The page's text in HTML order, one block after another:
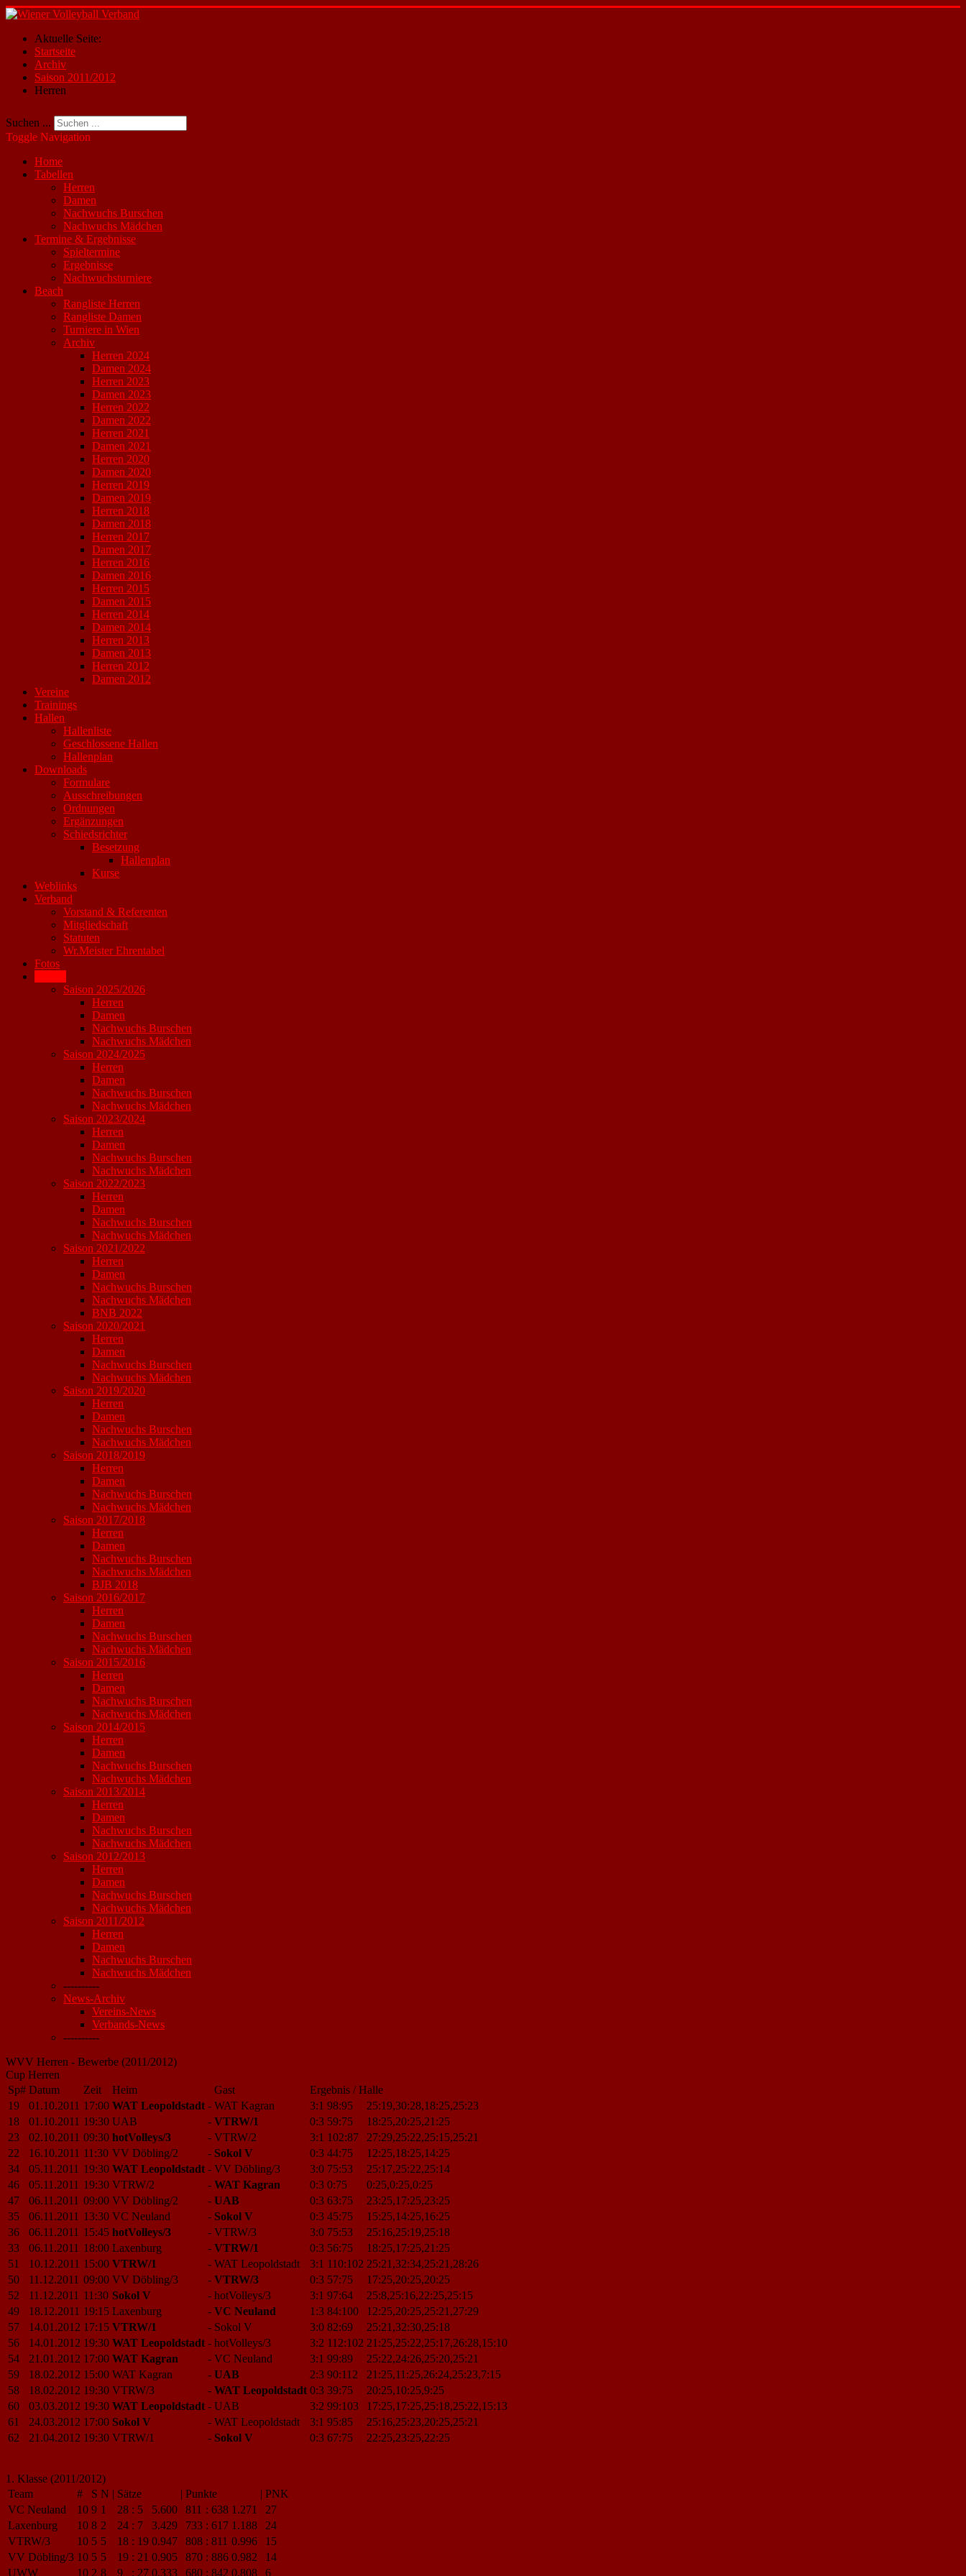
Aktuelle Seite:
Startseite
Archiv
Saison 2011/2012
Herren
Suchen ...
Toggle Navigation
Home
Tabellen
Herren
Damen
Nachwuchs Burschen
Nachwuchs Mädchen
Termine & Ergebnisse
Spieltermine
Ergebnisse
Nachwuchsturniere
Beach
Rangliste Herren
Rangliste Damen
Turniere in Wien
Archiv
Herren 2024
Damen 2024
Herren 2023
Damen 2023
Herren 2022
Damen 2022
Herren 2021
Damen 2021
Herren 2020
Damen 2020
Herren 2019
Damen 2019
Herren 2018
Damen 2018
Herren 2017
Damen 2017
Herren 2016
Damen 2016
Herren 2015
Damen 2015
Herren 2014
Damen 2014
Herren 2013
Damen 2013
Herren 2012
Damen 2012
Vereine
Trainings
Hallen
Hallenliste
Geschlossene Hallen
Hallenplan
Downloads
Formulare
Ausschreibungen
Ordnungen
Ergänzungen
Schiedsrichter
Besetzung
Hallenplan
Kurse
Weblinks
Verband
Vorstand & Referenten
Mitgliedschaft
Statuten
Wr.Meister Ehrentabel
Fotos
Saison 2025/2026
Herren
Damen
Nachwuchs Burschen
Nachwuchs Mädchen
Saison 2024/2025
Herren
Damen
Nachwuchs Burschen
Nachwuchs Mädchen
Saison 2023/2024
Herren
Damen
Nachwuchs Burschen
Nachwuchs Mädchen
Saison 2022/2023
Herren
Damen
Nachwuchs Burschen
Nachwuchs Mädchen
Saison 2021/2022
Herren
Damen
Nachwuchs Burschen
Nachwuchs Mädchen
BNB 2022
Saison 2020/2021
Herren
Damen
Nachwuchs Burschen
Nachwuchs Mädchen
Saison 2019/2020
Herren
Damen
Nachwuchs Burschen
Nachwuchs Mädchen
Saison 2018/2019
Herren
Damen
Nachwuchs Burschen
Nachwuchs Mädchen
Saison 2017/2018
Herren
Damen
Nachwuchs Burschen
Nachwuchs Mädchen
BJB 2018
Saison 2016/2017
Herren
Damen
Nachwuchs Burschen
Nachwuchs Mädchen
Saison 2015/2016
Herren
Damen
Nachwuchs Burschen
Nachwuchs Mädchen
Saison 2014/2015
Herren
Damen
Nachwuchs Burschen
Nachwuchs Mädchen
Saison 2013/2014
Herren
Damen
Nachwuchs Burschen
Nachwuchs Mädchen
Saison 2012/2013
Herren
Damen
Nachwuchs Burschen
Nachwuchs Mädchen
Saison 2011/2012
Herren
Damen
Nachwuchs Burschen
Nachwuchs Mädchen
----------
News-Archiv
Vereins-News
Verbands-News
----------
WVV Herren - Bewerbe (2011/2012)
Cup Herren
Sp# Datum Zeit Heim Gast
Ergebnis / Halle
19
01.10.2011 17:00 WAT Leopoldstadt - WAT Kagran 3:1 98:95
25:19,30:28,18:25,25:23
18
01.10.2011 19:30 UAB - VTRW/1 0:3 59:75
18:25,20:25,21:25
23
02.10.2011 09:30 hotVolleys/3 - VTRW/2 3:1 102:87
27:29,25:22,25:15,25:21
22
16.10.2011 11:30 VV Döbling/2 - Sokol V 0:3 44:75
12:25,18:25,14:25
34
05.11.2011 19:30 WAT Leopoldstadt - VV Döbling/3 3:0 75:53
25:17,25:22,25:14
46
05.11.2011 19:30 VTRW/2 - WAT Kagran 0:3 0:75
0:25,0:25,0:25
47
06.11.2011 09:00 VV Döbling/2 - UAB 0:3 63:75
23:25,17:25,23:25
35
06.11.2011 13:30 VC Neuland - Sokol V 0:3 45:75
15:25,14:25,16:25
36
06.11.2011 15:45 hotVolleys/3 - VTRW/3 3:0 75:53
25:16,25:19,25:18
33
06.11.2011 18:00 Laxenburg - VTRW/1 0:3 56:75
18:25,17:25,21:25
51
10.12.2011 15:00 VTRW/1 - WAT Leopoldstadt 3:1 110:102 25:21,32:34,25:21,28:26
50
11.12.2011 09:00 VV Döbling/3 - VTRW/3 0:3 57:75
17:25,20:25,20:25
52
11.12.2011 11:30 Sokol V - hotVolleys/3 3:1 97:64
25:8,25:16,22:25,25:15
49
18.12.2011 19:15 Laxenburg - VC Neuland 1:3 84:100
12:25,20:25,25:21,27:29
57
14.01.2012 17:15 VTRW/1 - Sokol V 3:0 82:69
25:21,32:30,25:18
56
14.01.2012 19:30 WAT Leopoldstadt - hotVolleys/3 3:2 112:102 21:25,25:22,25:17,26:28,15:10
54
21.01.2012 17:00 WAT Kagran - VC Neuland 3:1 99:89
25:22,24:26,25:20,25:21
59
18.02.2012 15:00 WAT Kagran - UAB 2:3 90:112
21:25,11:25,26:24,25:23,7:15
58
18.02.2012 19:30 VTRW/3 - WAT Leopoldstadt 0:3 39:75
20:25,10:25,9:25
60
03.03.2012 19:30 WAT Leopoldstadt - UAB 3:2 99:103
17:25,17:25,25:18,25:22,15:13
61
24.03.2012 17:00 Sokol V - WAT Leopoldstadt 3:1 95:85
25:16,25:23,20:25,25:21
62
21.04.2012 19:30 VTRW/1 - Sokol V 0:3 67:75 22:25,23:25,22:25
1. Klasse (2011/2012)
Team
# S N | Sätze | Punkte | PNK
VC Neuland
10 9 1 28 : 5 5.600 811 : 638 1.271
27
Laxenburg
10 8 2 24 : 7 3.429 733 : 617 1.188
24
VTRW/3
10 5 5 18 : 19 0.947 808 : 811 0.996
15
VV Döbling/3 10 5 5 19 : 21 0.905 870 : 886 0.982
14
UWW
10 2 8 9 : 27 0.333 680 : 842 0.808 6